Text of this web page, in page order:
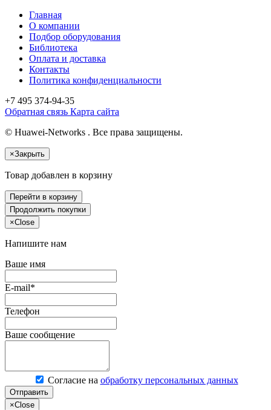
Главная
О компании
Подбор оборудования
Библиотека
Оплата и доставка
Контакты
Политика конфиденциальности
+7 495 374-94-35
Обратная связь Карта сайта
© Huawei-Networks . Все права защищены.
×Закрыть
Товар добавлен в корзину
Перейти в корзину
Продолжить покупки
×Close
Напишите нам
Ваше имя
E-mail*
Телефон
Ваше сообщение
Согласие на обработку персональных данных
Отправить
×Close